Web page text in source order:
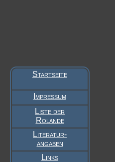
Startseite
Impressum
Liste der
Rolande
Literatur-
angaben
Links